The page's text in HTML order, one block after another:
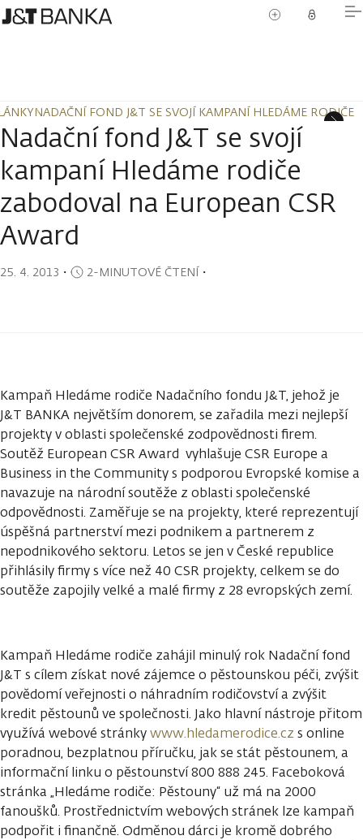
NADAČNÍ FOND J&T SE SVOJÍ KAMPANÍ HLEDÁME
NADAČNÍ FOND J&T SE SVOJÍ KAMPANÍ HLEDÁME
Nadační fond J&T se svojí
kampaní Hledáme rodiče
zabodoval na European CSR
Award
25. 4. 2013 ・ 2-MINUTOVÉ ČTENÍ・
Kampaň Hledáme rodiče Nadačního fondu J&T, jehož je
J&T BANKA největším donorem, se zařadila mezi nejlepší
projekty v oblasti společenské zodpovědnosti firem.
Soutěž European CSR Award vyhlašuje CSR Europe a
Business in the Community s podporou Evropské komise a
navazuje na národní soutěže z oblasti společenské
odpovědnosti. Zaměřuje se na projekty, které reprezentují
úspěšná partnerství mezi podnikem a partnerem z
nepodnikového sektoru. Letos se jen v České republice
přihlásily firmy s více než 40 CSR projekty, celkem se do
soutěže zapojily velké a malé firmy z 28 evropských zemí.
Kampaň Hledáme rodiče zahájil minulý rok Nadační fond
J&T s cílem získat nové zájemce o pěstounskou péči, zvýšit
povědomí veřejnosti o náhradním rodičovství a zvýšit
kredit pěstounů ve společnosti. Jako hlavní nástroje přitom
využívá webové stránkywww.hledamerodice.cz s online
poradnou, bezplatnou příručku, jak se stát pěstounem, a
informační linku o pěstounství 800 888 245. Faceboková
stránka „Hledáme rodiče: Pěstouny“ už má na 2000
fanoušků. Prostřednictvím webových stránek lze kampaň
podpořit i finančně. Odměnou dárci je kromě dobrého